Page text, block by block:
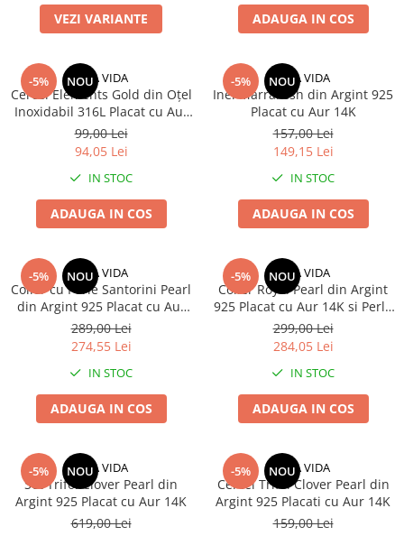
VEZI VARIANTE ADAUGA IN COS
-5% NOU
UNA VIDA
Cercei Elements Gold din Oțel
Inoxidabil 316L Placat cu Aur
18K
99,00 Lei
94,05 Lei
IN STOC
ADAUGA IN COS
-5% NOU
UNA VIDA
Inel Marrakesh din Argint 925
Placat cu Aur 14K
157,00 Lei
149,15 Lei
IN STOC
ADAUGA IN COS
-5% NOU
UNA VIDA
Colier cu Perle Santorini Pearl
din Argint 925 Placat cu Aur
Roz
289,00 Lei
274,55 Lei
IN STOC
ADAUGA IN COS
-5% NOU
UNA VIDA
Colier Royal Pearl din Argint
925 Placat cu Aur 14K si Perle
de Cultură
299,00 Lei
284,05 Lei
IN STOC
ADAUGA IN COS
-5% NOU
UNA VIDA
Set Trifoi Clover Pearl din
Argint 925 Placat cu Aur 14K
619,00 Lei
-5% NOU
UNA VIDA
Cercei Trifoi Clover Pearl din
Argint 925 Placati cu Aur 14K
159,00 Lei